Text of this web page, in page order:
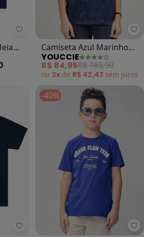
Quimby - Camiseta Menino Meia
Camiseta Azul Marinho
Surf (Azul)
YOUCCIE
R$ 84,95R$ 169,90
ou 2x de R$ 42,47 sem juros
Trick Nick - Camiseta Infantil
-40%